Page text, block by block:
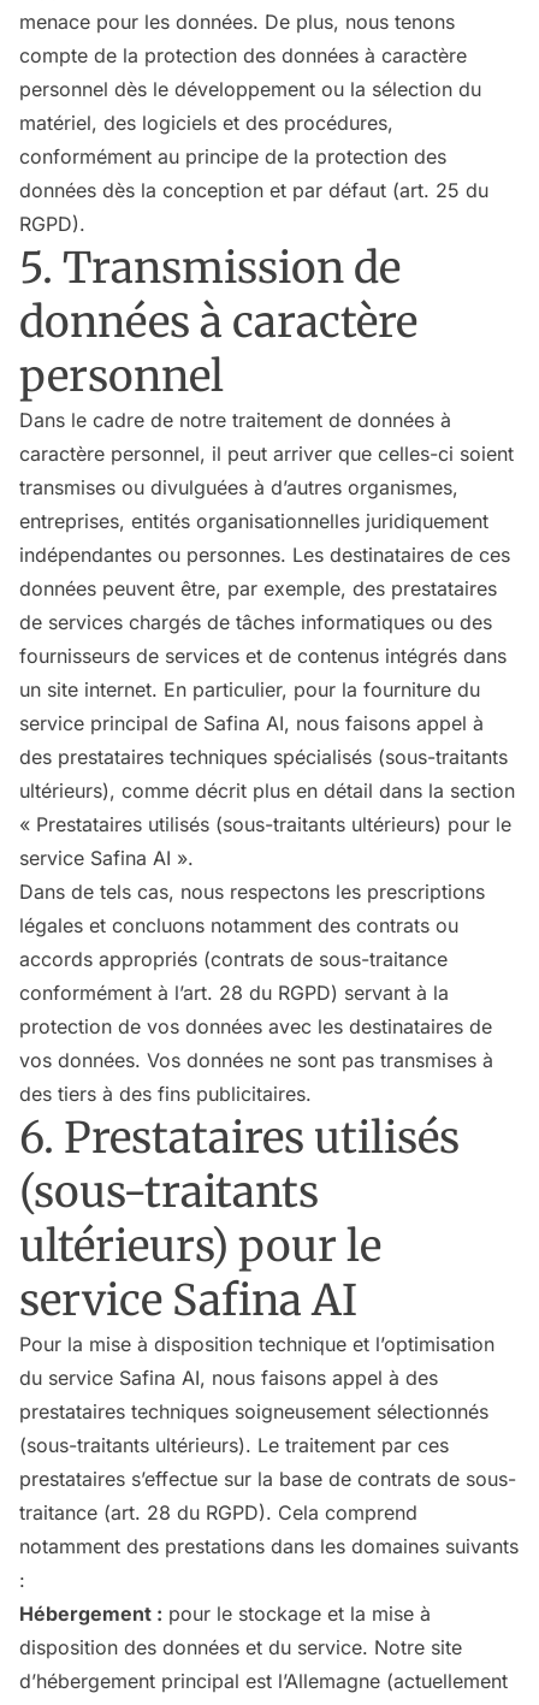
menace pour les données. De plus, nous tenons
compte de la protection des données à caractère
personnel dès le développement ou la sélection du
matériel, des logiciels et des procédures,
conformément au principe de la protection des
données dès la conception et par défaut (art. 25 du
RGPD).
5. Transmission de
données à caractère
personnel
Dans le cadre de notre traitement de données à
caractère personnel, il peut arriver que celles-ci soient
transmises ou divulguées à d’autres organismes,
entreprises, entités organisationnelles juridiquement
indépendantes ou personnes. Les destinataires de ces
données peuvent être, par exemple, des prestataires
de services chargés de tâches informatiques ou des
fournisseurs de services et de contenus intégrés dans
un site internet. En particulier, pour la fourniture du
service principal de Safina AI, nous faisons appel à
des prestataires techniques spécialisés (sous-traitants
ultérieurs), comme décrit plus en détail dans la section
« Prestataires utilisés (sous-traitants ultérieurs) pour le
service Safina AI ».
Dans de tels cas, nous respectons les prescriptions
légales et concluons notamment des contrats ou
accords appropriés (contrats de sous-traitance
conformément à l’art. 28 du RGPD) servant à la
protection de vos données avec les destinataires de
vos données. Vos données ne sont pas transmises à
des tiers à des fins publicitaires.
6. Prestataires utilisés
(sous-traitants
ultérieurs) pour le
service Safina AI
Pour la mise à disposition technique et l’optimisation
du service Safina AI, nous faisons appel à des
prestataires techniques soigneusement sélectionnés
(sous-traitants ultérieurs). Le traitement par ces
prestataires s’effectue sur la base de contrats de sous-
traitance (art. 28 du RGPD). Cela comprend
notamment des prestations dans les domaines suivants
:
Hébergement : pour le stockage et la mise à
disposition des données et du service. Notre site
d’hébergement principal est l’Allemagne (actuellement